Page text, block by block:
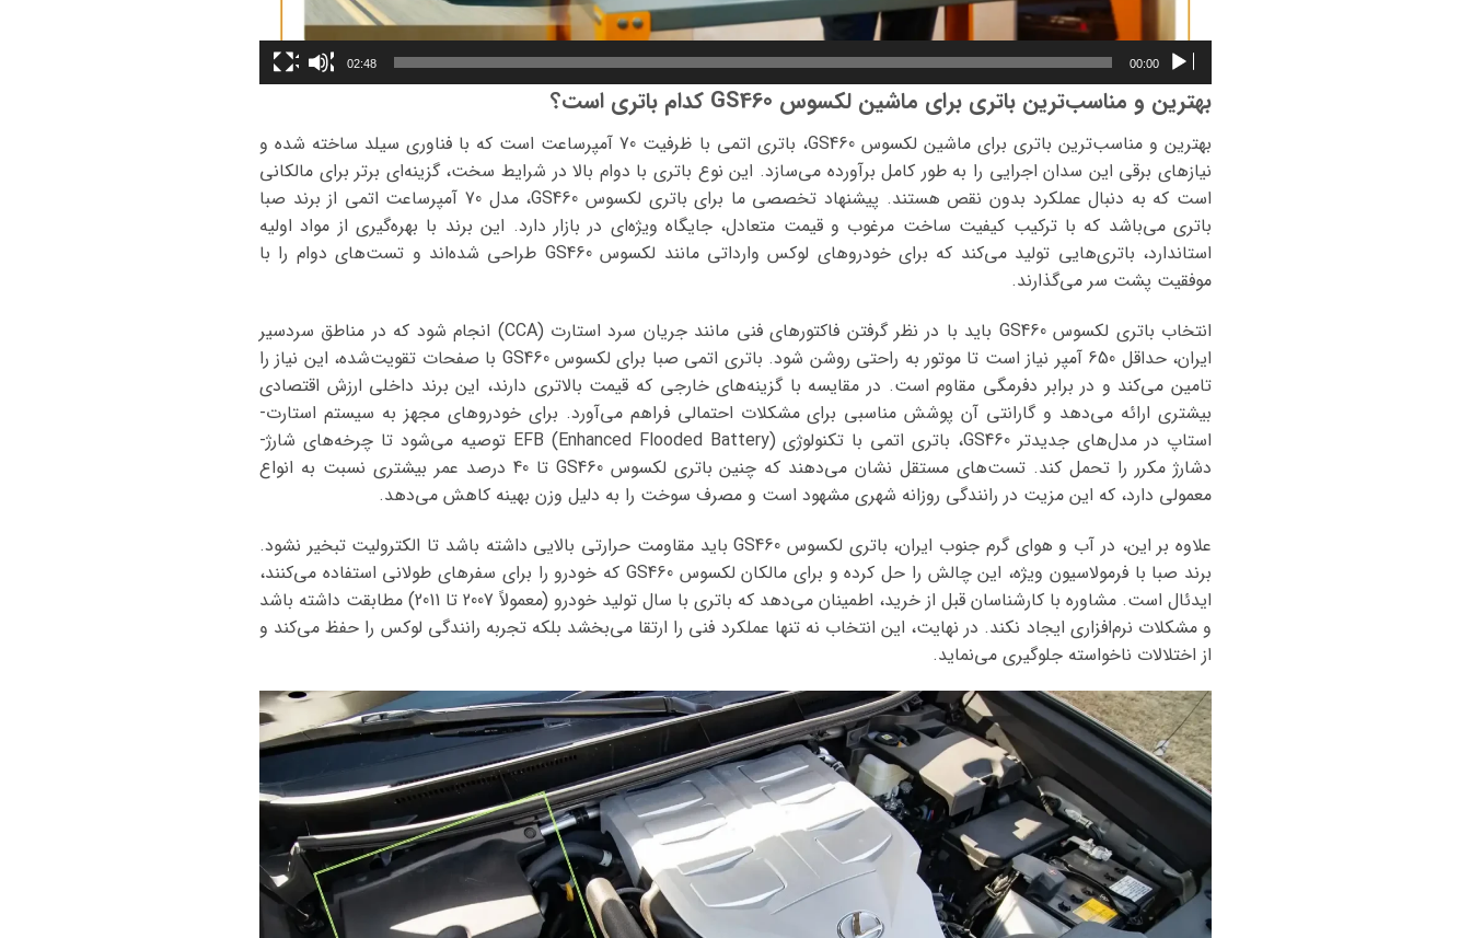
00:00
02:48
بهترین و مناسب‌ترین باتری برای ماشین لکسوس GS460 کدام باتری است؟
بهترین و مناسب‌ترین باتری برای ماشین لکسوس GS460، باتری اتمی با ظرفیت 70 آمپرساعت است که با فناوری سیلد ساخته شده و
نیازهای برقی این سدان اجرایی را به طور کامل برآورده می‌سازد. این نوع باتری با دوام بالا در شرایط سخت، گزینه‌ای برتر برای مالکانی
است که به دنبال عملکرد بدون نقص هستند. پیشنهاد تخصصی ما برای باتری لکسوس GS460، مدل 70 آمپرساعت اتمی از برند صبا
باتری می‌باشد که با ترکیب کیفیت ساخت مرغوب و قیمت متعادل، جایگاه ویژه‌ای در بازار دارد. این برند با بهره‌گیری از مواد اولیه
استاندارد، باتری‌هایی تولید می‌کند که برای خودروهای لوکس وارداتی مانند لکسوس GS460 طراحی شده‌اند و تست‌های دوام را با
موفقیت پشت سر می‌گذارند.
انتخاب باتری لکسوس GS460 باید با در نظر گرفتن فاکتورهای فنی مانند جریان سرد استارت (CCA) انجام شود که در مناطق سردسیر
ایران، حداقل 650 آمپر نیاز است تا موتور به راحتی روشن شود. باتری اتمی صبا برای لکسوس GS460 با صفحات تقویت‌شده، این نیاز را
تامین می‌کند و در برابر دفرمگی مقاوم است. در مقایسه با گزینه‌های خارجی که قیمت بالاتری دارند، این برند داخلی ارزش اقتصادی
بیشتری ارائه می‌دهد و گارانتی آن پوشش مناسبی برای مشکلات احتمالی فراهم می‌آورد. برای خودروهای مجهز به سیستم استارت-
استاپ در مدل‌های جدیدتر GS460، باتری اتمی با تکنولوژی EFB (Enhanced Flooded Battery) توصیه می‌شود تا چرخه‌های شارژ-
دشارژ مکرر را تحمل کند. تست‌های مستقل نشان می‌دهند که چنین باتری لکسوس GS460 تا 40 درصد عمر بیشتری نسبت به انواع
معمولی دارد، که این مزیت در رانندگی روزانه شهری مشهود است و مصرف سوخت را به دلیل وزن بهینه کاهش می‌دهد.
علاوه بر این، در آب و هوای گرم جنوب ایران، باتری لکسوس GS460 باید مقاومت حرارتی بالایی داشته باشد تا الکترولیت تبخیر نشود.
برند صبا با فرمولاسیون ویژه، این چالش را حل کرده و برای مالکان لکسوس GS460 که خودرو را برای سفرهای طولانی استفاده می‌کنند،
ایدئال است. مشاوره با کارشناسان قبل از خرید، اطمینان می‌دهد که باتری با سال تولید خودرو (معمولاً 2007 تا 2011) مطابقت داشته باشد
و مشکلات نرم‌افزاری ایجاد نکند. در نهایت، این انتخاب نه تنها عملکرد فنی را ارتقا می‌بخشد بلکه تجربه رانندگی لوکس را حفظ می‌کند و
از اختلالات ناخواسته جلوگیری می‌نماید.